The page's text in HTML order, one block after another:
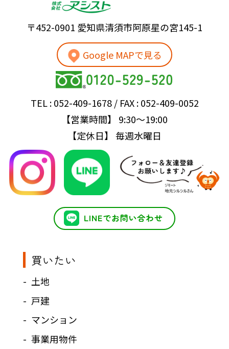
〒452-0901 愛知県清須市阿原星の宮145-1
Google MAPで見る
TEL : 052-409-1678 / FAX : 052-409-0052
【営業時間】 9:30～19:00
【定休日】 毎週水曜日
買いたい
土地
戸建
マンション
事業用物件